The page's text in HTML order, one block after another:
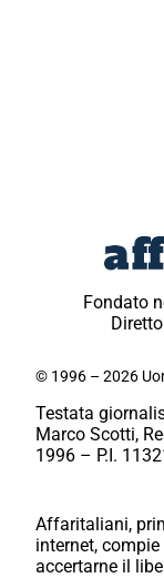
Fondato
© 1996 – 2026
Testata
Marco Scotti,
1996 – P.I.
Affaritaliani,
internet,
accertarne il